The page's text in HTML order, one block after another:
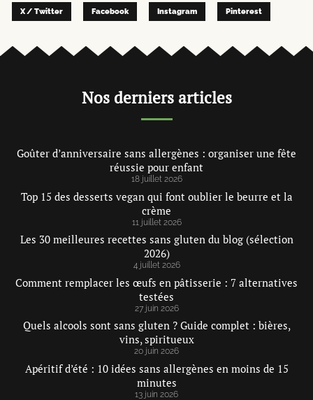
X / Twitter Facebook Instagram Pinterest
Nos derniers articles
Goûter d’anniversaire sans allergènes : organiser une fête
réussie pour enfant
18 juillet 2026
Top 15 des desserts vegan qui font oublier le beurre et la
crème
11 juillet 2026
Les 30 meilleures recettes sans gluten du blog (sélection
2026)
4 juillet 2026
Comment remplacer les œufs en pâtisserie : 7 alternatives
testées
27 juin 2026
Quels alcools sont sans gluten ? Guide complet : bières,
vins, spiritueux
20 juin 2026
Apéritif d’été : 10 idées sans allergènes en moins de 15
minutes
13 juin 2026